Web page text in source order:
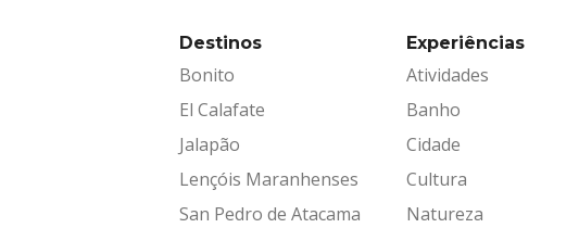
Destinos
Bonito
El Calafate
Jalapão
Lençóis Maranhenses
San Pedro de Atacama
Experiências
Atividades
Banho
Cidade
Cultura
Natureza